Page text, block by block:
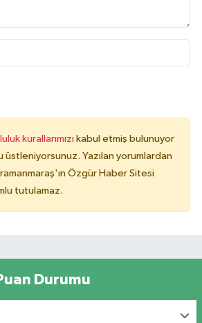
kurallarımızı kabul etmiş bulunuyor
üstleniyorsunuz. Yazılan yorumlardan
Özgür Haber Sitesi
tutulamaz.
Durumu